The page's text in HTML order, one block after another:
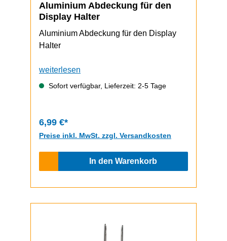
Aluminium Abdeckung für den
Display Halter
Aluminium Abdeckung für den Display
Halter
weiterlesen
Sofort verfügbar, Lieferzeit: 2-5 Tage
6,99 €*
Preise inkl. MwSt. zzgl. Versandkosten
In den Warenkorb